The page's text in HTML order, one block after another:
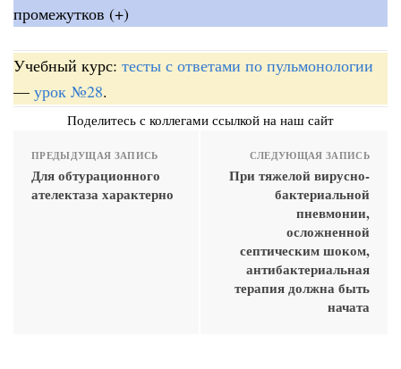
промежутков (+)
Учебный курс: тесты с ответами по пульмонологии
— урок №28.
Поделитесь с коллегами ссылкой на наш сайт
ПРЕДЫДУЩАЯ ЗАПИСЬ
Для обтурационного
ателектаза характерно
СЛЕДУЮЩАЯ ЗАПИСЬ
При тяжелой вирусно-
бактериальной
пневмонии,
осложненной
септическим шоком,
антибактериальная
терапия должна быть
начата